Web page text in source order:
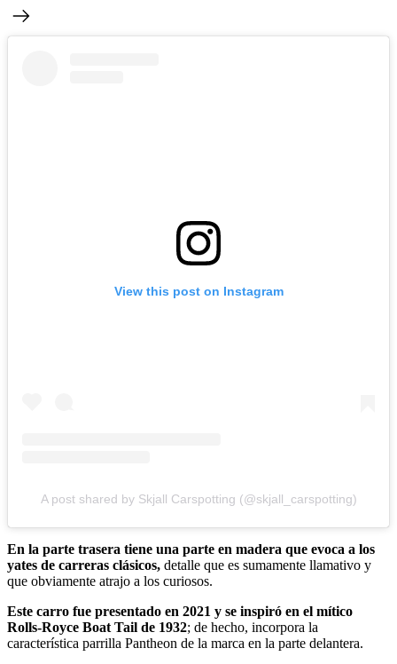
View this post on Instagram
A post shared by Skjall Carspotting (@skjall_carspotting)
En la parte trasera tiene una parte en madera que evoca a los
yates de carreras clásicos, detalle que es sumamente llamativo y
que obviamente atrajo a los curiosos.
Este carro fue presentado en 2021 y se inspiró en el mítico
Rolls-Royce Boat Tail de 1932; de hecho, incorpora la
característica parrilla Pantheon de la marca en la parte delantera.